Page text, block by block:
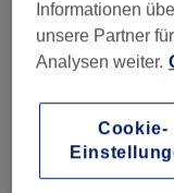
SugarWaxing (3 )
Intim Waxing (2)
Informationen
unsere Partner
Analysen weiter.
Cookie-